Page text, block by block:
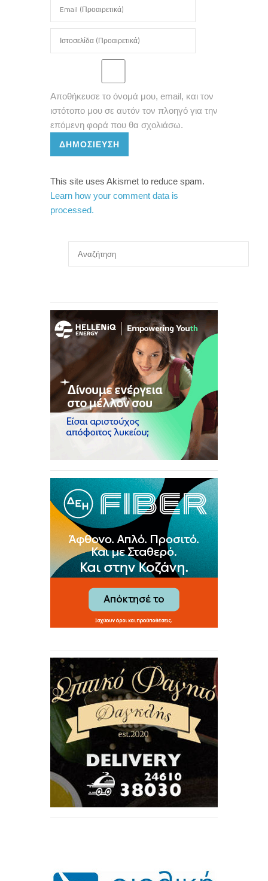
Αποθήκευσε το όνομά μου, email, και τον
ιστότοπο μου σε αυτόν τον πλοηγό για την
επόμενη φορά που θα σχολιάσω.
ΔΗΜΟΣΊΕΥΣΗ
This site uses Akismet to reduce spam.
Learn how your comment data is
processed.